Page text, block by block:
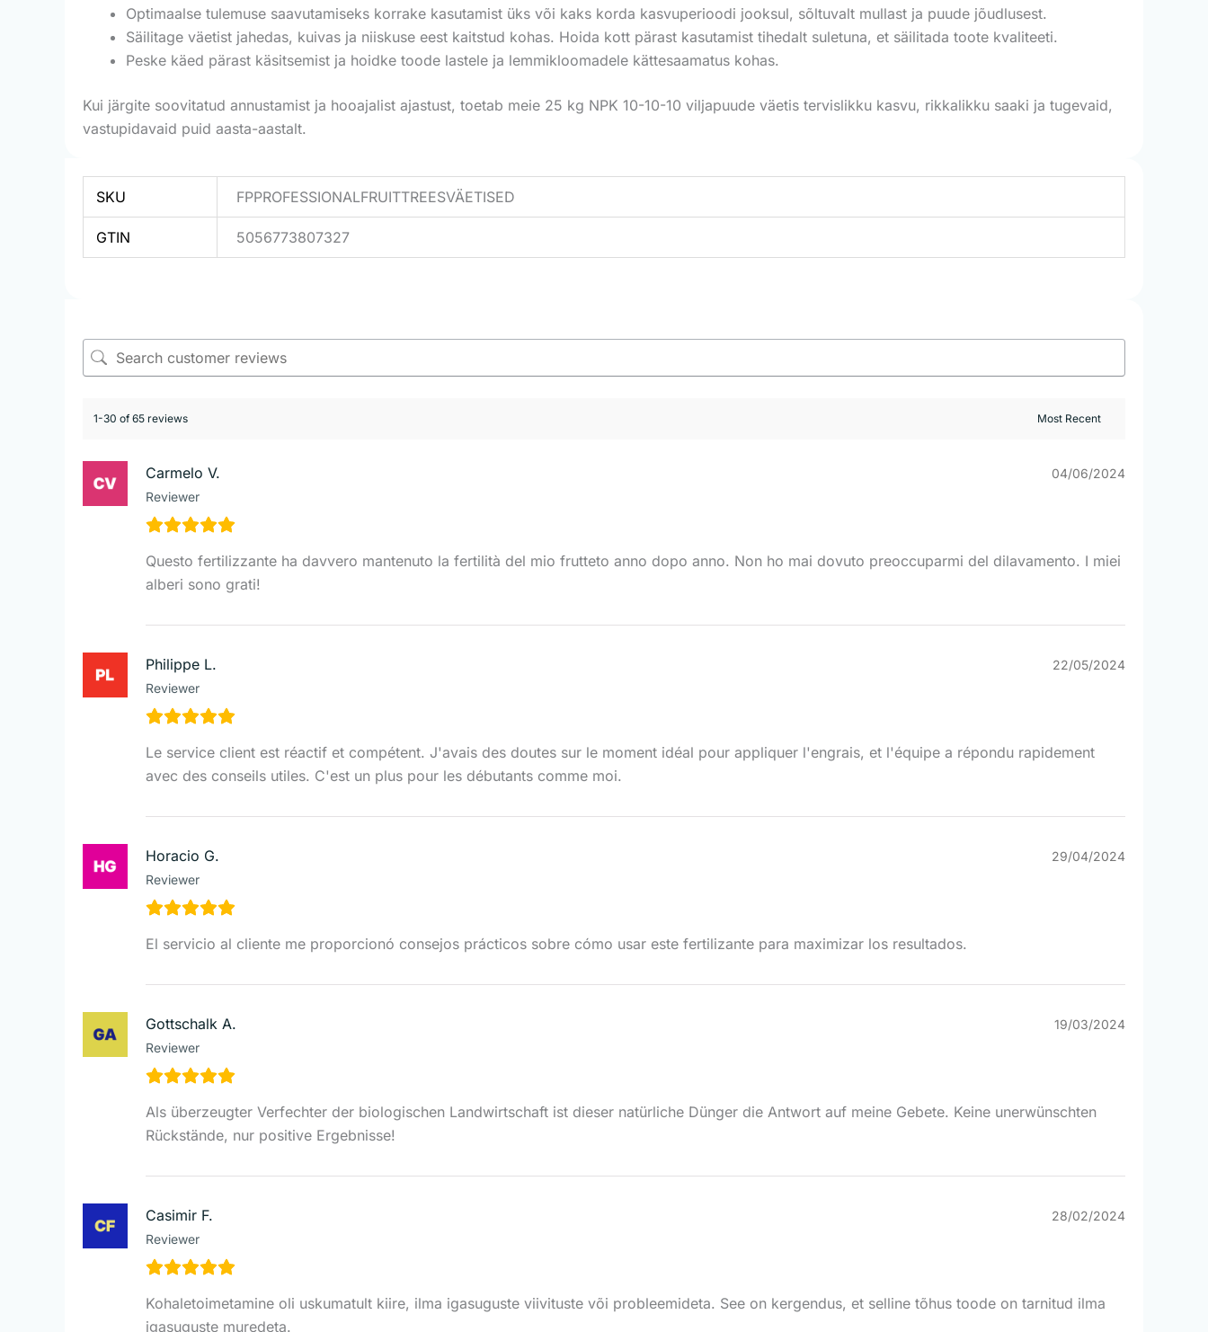
Optimaalse tulemuse saavutamiseks korrake kasutamist üks või kaks korda kasvuperioodi jooksul, sõltuvalt mullast ja puude jõudlusest.
Säilitage väetist jahedas, kuivas ja niiskuse eest kaitstud kohas. Hoida kott pärast kasutamist tihedalt suletuna, et säilitada toote kvaliteeti.
Peske käed pärast käsitsemist ja hoidke toode lastele ja lemmikloomadele kättesaamatus kohas.
Kui järgite soovitatud annustamist ja hooajalist ajastust, toetab meie 25 kg NPK 10-10-10 viljapuude väetis tervislikku kasvu, rikkalikku saaki ja tugevaid,
vastupidavaid puid aasta-aastalt.
SKU FPPROFESSIONALFRUITTREESVÄETISED
GTIN 5056773807327
1-30 of 65 reviews
Carmelo V.
Reviewer
04/06/2024
Questo fertilizzante ha davvero mantenuto la fertilità del mio frutteto anno dopo anno. Non ho mai dovuto preoccuparmi del dilavamento. I miei
alberi sono grati!
Philippe L.
Reviewer
22/05/2024
Le service client est réactif et compétent. J'avais des doutes sur le moment idéal pour appliquer l'engrais, et l'équipe a répondu rapidement
avec des conseils utiles. C'est un plus pour les débutants comme moi.
Horacio G.
Reviewer
29/04/2024
El servicio al cliente me proporcionó consejos prácticos sobre cómo usar este fertilizante para maximizar los resultados.
Gottschalk A.
Reviewer
19/03/2024
Als überzeugter Verfechter der biologischen Landwirtschaft ist dieser natürliche Dünger die Antwort auf meine Gebete. Keine unerwünschten
Rückstände, nur positive Ergebnisse!
Casimir F.
Reviewer
28/02/2024
Kohaletoimetamine oli uskumatult kiire, ilma igasuguste viivituste või probleemideta. See on kergendus, et selline tõhus toode on tarnitud ilma
igasuguste muredeta.